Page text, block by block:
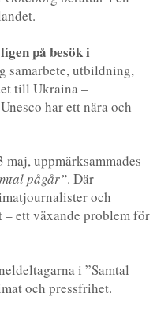
på besök i
samarbete, utbildning,
till Ukraina –
har ett nära och
maj, uppmärksammades
pågår”. Där
och
– ett växande problem för
i ”Samtal
och pressfrihet.